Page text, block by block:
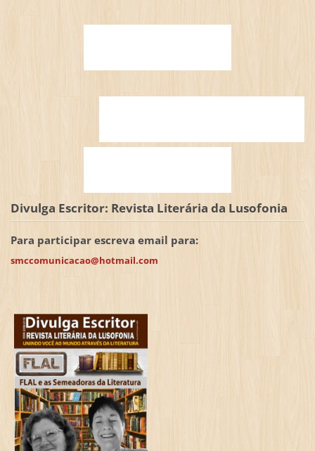
Divulga Escritor: Revista Literária da Lusofonia
Para participar escreva email para:
smccomunicacao@hotmail.com